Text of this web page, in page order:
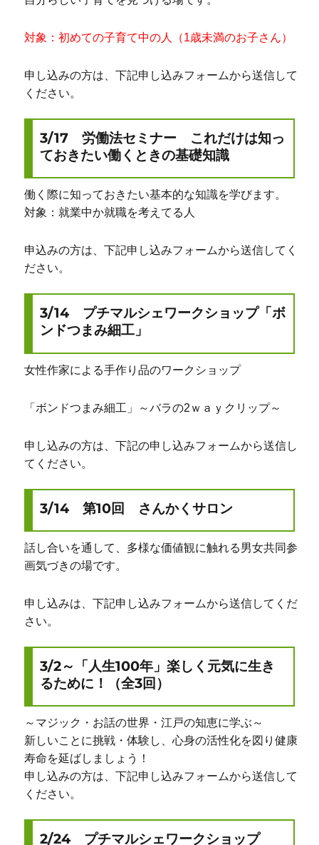
対象：初めての子育て中の人（1歳未満のお子さん）
申し込みの方は、下記申し込みフォームから送信して
ください。
3/17 労働法セミナー これだけは知っ
ておきたい働くときの基礎知識
働く際に知っておきたい基本的な知識を学びます。
対象：就業中か就職を考えてる人
申込みの方は、下記申し込みフォームから送信してく
ださい。
3/14 プチマルシェワークショップ「ボ
ンドつまみ細工」
女性作家による手作り品のワークショップ
「ボンドつまみ細工」～バラの2ｗａｙクリップ～
申し込みの方は、下記の申し込みフォームから送信し
てください。
3/14 第10回 さんかくサロン
話し合いを通して、多様な価値観に触れる男女共同参
画気づきの場です。
申し込みは、下記申し込みフォームから送信してくだ
さい。
3/2～「人生100年」楽しく元気に生き
るために！（全3回）
～マジック・お話の世界・江戸の知恵に学ぶ～
新しいことに挑戦・体験し、心身の活性化を図り健康
寿命を延ばしましょう！
申し込みの方は、下記申し込みフォームから送信して
ください。
2/24 プチマルシェワークショップ